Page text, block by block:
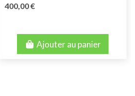
400,00 €
Ajouter au panier